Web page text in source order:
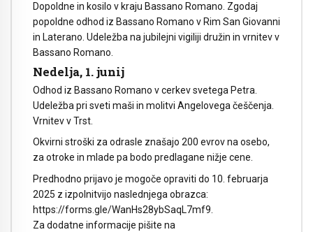
Dopoldne in kosilo v kraju Bassano Romano. Zgodaj
popoldne odhod iz Bassano Romano v Rim San Giovanni
in Laterano. Udeležba na jubilejni vigiliji družin in vrnitev v
Bassano Romano.
Nedelja, 1. junij
Odhod iz Bassano Romano v cerkev svetega Petra.
Udeležba pri sveti maši in molitvi Angelovega češčenja.
Vrnitev v Trst.
Okvirni stroški za odrasle znašajo 200 evrov na osebo,
za otroke in mlade pa bodo predlagane nižje cene.
Predhodno prijavo je mogoče opraviti do 10. februarja
2025 z izpolnitvijo naslednjega obrazca:
https://forms.gle/WanHs28ybSaqL7mf9.
Za dodatne informacije pišite na